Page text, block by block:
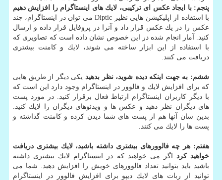
پنجم: با ایجاد عكس ای تركیبی، لایك های اینستاگرام را افزایش دهیم
با استفاده از اپلیكیشن هایی نظیر Diptic می توان در اینستاگرام، چند
عكس را در یك عكس قرار داد و آنرا در پروفایل قرار داده و ارسال
كنید. آمار انجام شده در این خصوص نشان داده است كه تصاویری كه
با استفاده از این ابزار ساخته می شوند، لایك و كامنت بیشتری
دریافت می كنند.
ششم: به جهت اینكه دیده شوید، نظر بدهید یكی دیگر از طریق هایی
كه برای افزایش لایك و فالوور در اینستاگرام وجود دارد این است كه
با دیگر كاربران اینستاگرام ارتباط فعال برقرار كنید. در مورد پست
های دیگران نظر دهید و عكس ها و ویدئوهای دیگران را لایك كنید.
بدین سان آنها هم از پست های شما دیدن كرده و كامنت گذاشته و
پست ها را لایك می كنند.
هفتم: هر چه فالوورهای بیشتری داشته باشید، لایك بیشتری دریافت
خواهید كرد اگر می خواهید كه در اینستاگرام لایك بیشتری داشته
باشید باید بتوانید تعداد فالوورهای خویش را افزایش دهید. شما می
توانید از ربات های لایك دیپو برای افزایش فالوور در اینستاگرام